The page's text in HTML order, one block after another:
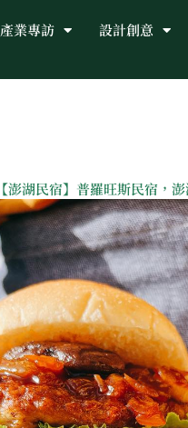
產業專訪 設計創意
【澎湖民宿】普羅旺斯民宿，